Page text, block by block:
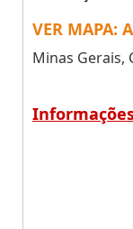
VER MAPA:
Minas Gerais,